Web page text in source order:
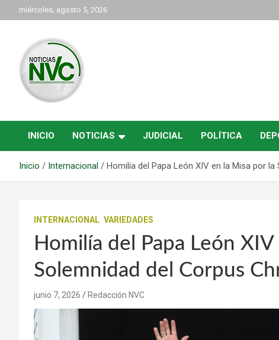
al
miércoles, agosto 5, 2026
NVC Noticias
INICIO NOTICIAS JUDICIAL POLÍTICA
Inicio Internacional Homilía del Papa León XIV en la Misa por
INTERNACIONAL VARIEDADES
Homilía del Papa León
Solemnidad del Corpus
junio 7, 2026 Redacción NVC